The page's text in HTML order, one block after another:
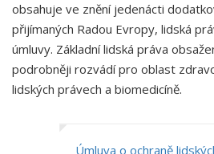
obsahuje ve znění jedenácti
přijímaných Radou Evropy, lidská
úmluvy. Základní lidská práva
podrobněji rozvádí pro oblast
lidských právech a biomedicíně.
Úmluva o ochraně